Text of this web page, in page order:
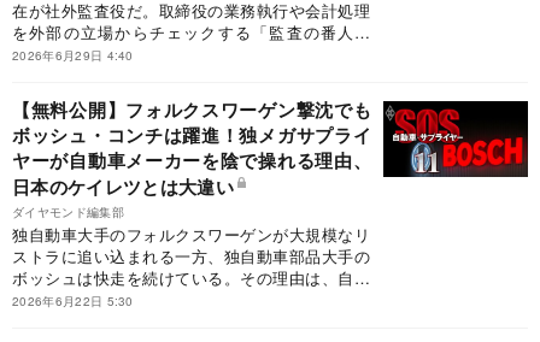
在が社外監査役だ。取締役の業務執行や会計処理
を外部の立場からチェックする「監査の番人」
は、どれほどの報酬を得ているのか。ダイヤモン
基に、上場企業の社外監査役4574人の推計報酬額
を独自試算した。今回は、社外監査役・報酬ラン
キングの前編として、上位2500人の実名、兼務社
数、推計報酬額の合計を公開する。トップの金額
は4588万円。3000万円超の社外監査役も13人に
上った。
2026年6月29日 4:40
【無料公開】フォルクスワーゲン撃沈でも
ボッシュ・コンチは躍進！独メガサプライ
ヤーが自動車メーカーを陰で操れる理由、
日本のケイレツとは大違い
ダイヤモンド編集部
独自動車大手のフォルクスワーゲンが大規模なリ
ストラに追い込まれる一方、独自動車部品大手の
ボッシュは快走を続けている。その理由は、自動
車メーカーに唯々諾々と従うばかりでない独自の
2026年6月22日 5:30